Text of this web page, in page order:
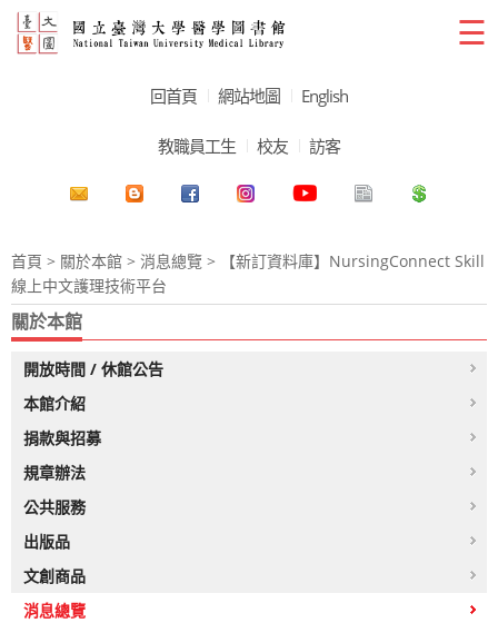
☰
回首頁 網站地圖 English
教職員工生 校友 訪客
首頁 > 關於本館 > 消息總覽 > 【新訂資料庫】NursingConnect Skill
線上中文護理技術平台
關於本館
開放時間 / 休館公告
本館介紹
捐款與招募
規章辦法
公共服務
出版品
文創商品
消息總覽